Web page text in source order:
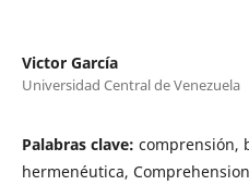
Victor García
Universidad Central de Venezuela
Palabras clave: comprensión,
hermenéutica,